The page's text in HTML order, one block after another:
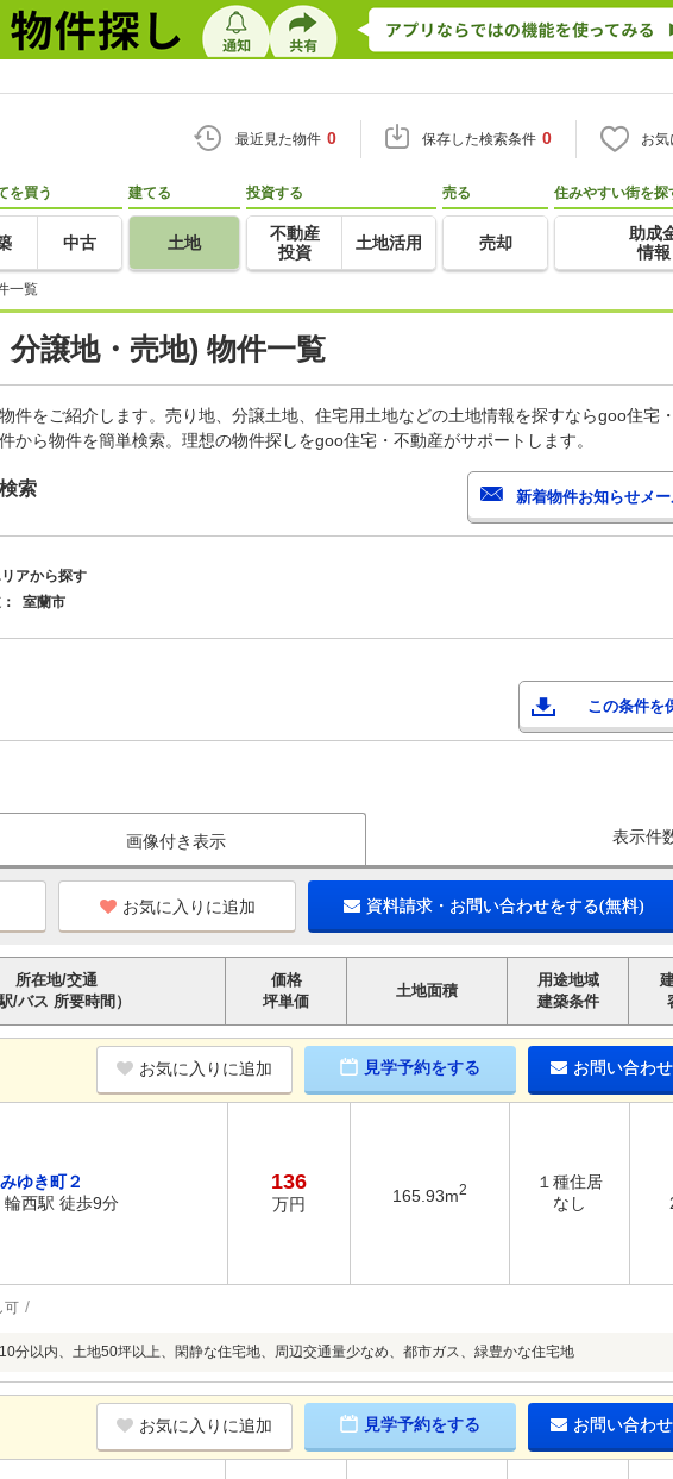
最近見た物件 0 保存した検索条件 0 お気
を買う
中古
建てる
土地
投資する
不動産
投資
土地活用
売る
売却
住みやすい街を探
助成
情報
一覧
譲地・売地) 物件一覧
をご紹介します。売り地、分譲土地、住宅用土地などの土地情報を探すならgoo住宅・
ら物件を簡単検索。理想の物件探しをgoo住宅・不動産がサポートします。
索
アから探す
室蘭市
この条件を
画像付き表示 表示件
お気に入りに追加 資料請求・お問い合わせをする(無料)
所在地/交通
駅/バス 所要時間）
価格
坪単価
土地面積
用途地域
建築条件
お気に入りに追加 見学予約をする お問い合わ
ゆき町２
輪西駅 徒歩9分
136
万円 165.93m2
１種住居
なし
可
分以内、土地50坪以上、閑静な住宅地、周辺交通量少なめ、都市ガス、緑豊かな住宅地
お気に入りに追加 見学予約をする お問い合わ